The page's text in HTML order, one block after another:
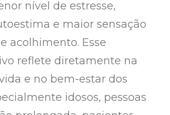
nível de estresse,
e maior sensação
acolhimento. Esse
reflete diretamente na
e no bem-estar dos
idosos, pessoas